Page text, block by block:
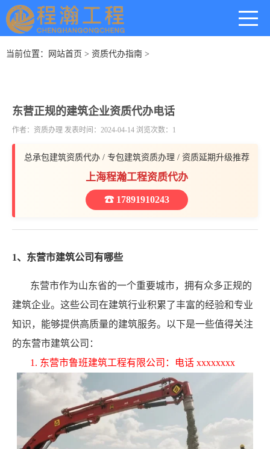
当前位置： 网站首页 > 资质代办指南 >
东营正规的建筑企业资质代办电话
作者：资质办理 发表时间：2024-04-14 浏览次数：1
总承包建筑资质代办 / 专包建筑资质办理 / 资质延期升级推荐
上海程瀚工程资质代办
☎ 17891910243
1、东营市建筑公司有哪些
东营市作为山东省的一个重要城市，拥有众多正规的
建筑企业。这些公司在建筑行业积累了丰富的经验和专业
知识，能够提供高质量的建筑服务。以下是一些值得关注
的东营市建筑公司：
1. 东营市鲁班建筑工程有限公司：电话 xxxxxxxx